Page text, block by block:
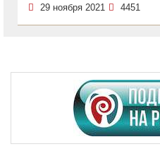
29 ноября 2021
4451